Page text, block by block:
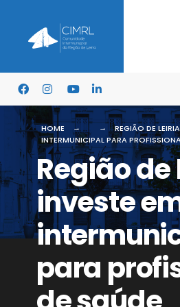
HOME
REGIÃO DE
INTERMUNICIPAL PARA
Região de
investe
para